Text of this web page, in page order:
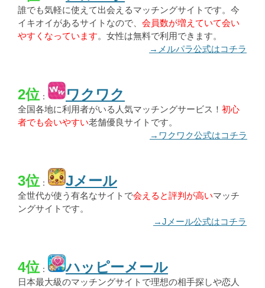
誰でも気軽に使えて出会えるマッチングサイトです。今
イキオイがあるサイトなので、 会員数が増えていて会い
やすくなっています。女性は無料で利用できます。
→メルパラ公式はコチラ
2位 ： ワクワク
全国各地に利用者がいる人気マッチングサービス！ 初心
者でも会いやすい老舗優良サイトです。
→ワクワク公式はコチラ
3位 ： Jメール
全世代が使う有名なサイトで会えると評判が高いマッチ
ングサイトです。
→Jメール公式はコチラ
4位 ： ハッピーメール
日本最大級のマッチングサイトで理想の相手探しや恋人